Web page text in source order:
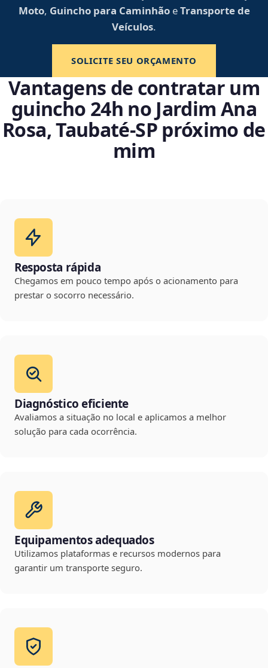
Moto, Guincho para CaminhãoeTransporte de
Veículos.
SOLICITE SEU ORÇAMENTO
Vantagens de contratar um
guincho 24h no Jardim Ana
Rosa, Taubaté‑SP próximo de
mim
Resposta rápida
Chegamos em pouco tempo após o acionamento para
prestar o socorro necessário.
Diagnóstico eficiente
Avaliamos a situação no local e aplicamos a melhor
solução para cada ocorrência.
Equipamentos adequados
Utilizamos plataformas e recursos modernos para
garantir um transporte seguro.